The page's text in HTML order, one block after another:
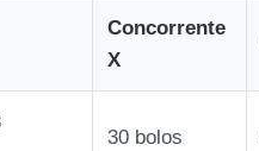
Concorrente
X
30 bolos